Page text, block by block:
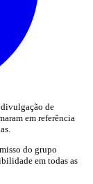
de
em referência
do grupo
em todas as